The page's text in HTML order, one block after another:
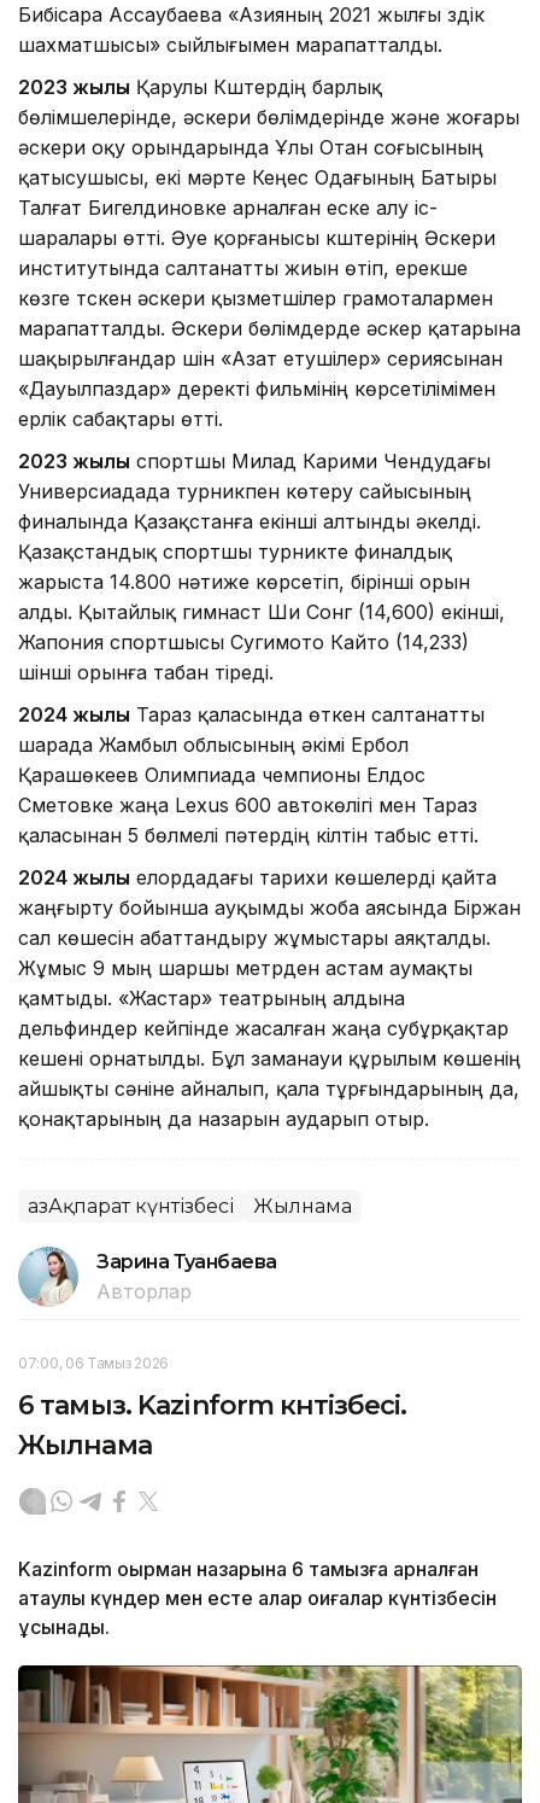
Бибісара Ассаубаева «Азияның 2021 жылғы үздік
шахматшысы» сыйлығымен марапатталды.
2023 жылы Қарулы Күштердің барлық
бөлімшелерінде, әскери бөлімдерінде және жоғары
әскери оқу орындарында Ұлы Отан соғысының
қатысушысы, екі мәрте Кеңес Одағының Батыры
Талғат Бигелдиновке арналған еске алу іс-
шаралары өтті. Әуе қорғанысы күштерінің Әскери
институтында салтанатты жиын өтіп, ерекше
көзге түскен әскери қызметшілер грамоталармен
марапатталды. Әскери бөлімдерде әскер қатарына
шақырылғандар үшін «Азат етушілер» сериясынан
«Дауылпаздар» деректі фильмінің көрсетілімімен
ерлік сабақтары өтті.
2023 жылы спортшы Милад Карими Чендудағы
Универсиадада турникпен көтеру сайысының
финалында Қазақстанға екінші алтынды әкелді.
Қазақстандық спортшы турникте финалдық
жарыста 14.800 нәтиже көрсетіп, бірінші орын
алды. Қытайлық гимнаст Ши Сонг (14,600) екінші,
Жапония спортшысы Сугимото Кайто (14,233)
үшінші орынға табан тіреді.
2024 жылы Тараз қаласында өткен салтанатты
шарада Жамбыл облысының әкімі Ербол
Қарашөкеев Олимпиада чемпионы Елдос
Сметовке жаңа Lexus 600 автокөлігі мен Тараз
қаласынан 5 бөлмелі пәтердің кілтін табыс етті.
2024 жылы елордадағы тарихи көшелерді қайта
жаңғырту бойынша ауқымды жоба аясында Біржан
сал көшесін абаттандыру жұмыстары аяқталды.
Жұмыс 9 мың шаршы метрден астам аумақты
қамтыды. «Жастар» театрының алдына
дельфиндер кейпінде жасалған жаңа субұрқақтар
кешені орнатылды. Бұл заманауи құрылым көшенің
айшықты сәніне айналып, қала тұрғындарының да,
қонақтарының да назарын аударып отыр.
ҚазАқпарат күнтізбесі Жылнама
Зарина Туғанбаева
Авторлар
07:00, 06 Тамыз 2026
6 тамыз. Kazinform күнтізбесі.
Жылнама
Kazinform оқырман назарына 6 тамызға арналған
атаулы күндер мен есте қалар оқиғалар күнтізбесін
ұсынады.